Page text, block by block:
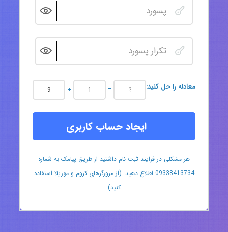
:معادله را حل کنید + =
ایجاد حساب کاربری
هر مشکلی در فرایند ثبت نام داشتید از طریق پیامک به شماره
09338413734 اطلاع دهید. (از مرورگرهای کروم و موزیلا استفاده
کنید)